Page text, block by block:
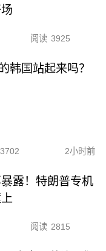
阅读 3925
韩国站起来吗？
3702 2小时前
露！特朗普专机
阅读 2815